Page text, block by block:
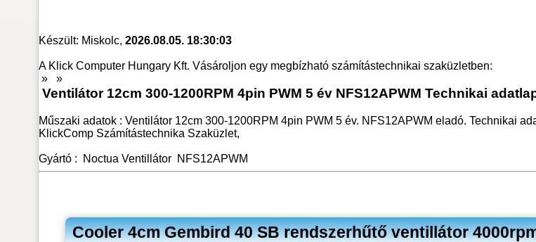
Készült: Miskolc, 2026.08.05. 18:30:03
A Klick Computer Hungary Kft. Vásároljon egy megbízható számítástechnikai szaküzletben:
»
»
Ventilátor 12cm 300-1200RPM 4pin PWM 5 év NFS12APWM Technikai
Műszaki adatok : Ventilátor 12cm 300-1200RPM 4pin PWM 5 év. NFS12APWM eladó. Technikai
KlickComp Számítástechnika Szaküzlet,
Gyártó : Noctua Ventillátor NFS12APWM
Cooler 4cm Gembird 40 SB rendszerhűtő ventillátor